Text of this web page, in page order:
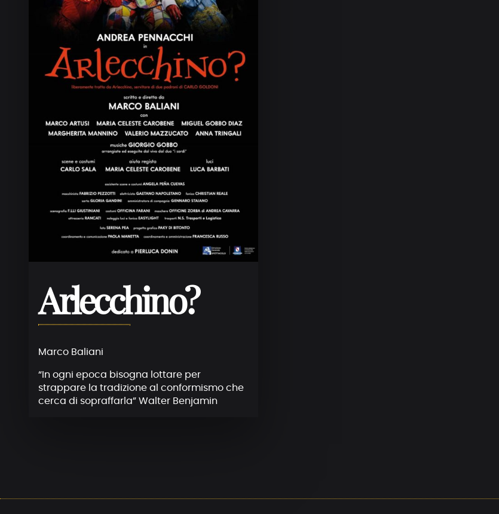
Arlecchino?
Marco Baliani
“In ogni epoca bisogna lottare per
strappare la tradizione al conformismo che
cerca di sopraffarla” Walter Benjamin